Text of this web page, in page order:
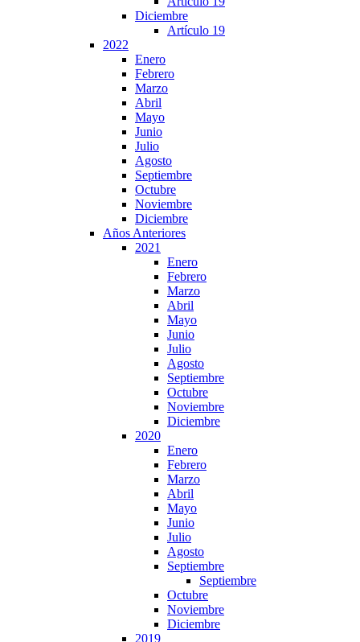
Diciembre
Artículo 19
2022
Enero
Febrero
Marzo
Abril
Mayo
Junio
Julio
Agosto
Septiembre
Octubre
Noviembre
Diciembre
Años Anteriores
2021
Enero
Febrero
Marzo
Abril
Mayo
Junio
Julio
Agosto
Septiembre
Octubre
Noviembre
Diciembre
2020
Enero
Febrero
Marzo
Abril
Mayo
Junio
Julio
Agosto
Septiembre
Septiembre
Octubre
Noviembre
Diciembre
2019